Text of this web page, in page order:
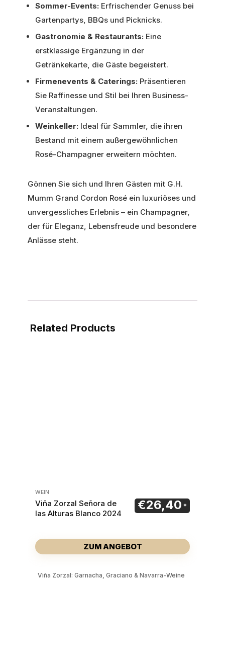
Sommer-Events: Erfrischender Genuss bei
Gartenpartys, BBQs und Picknicks.
Gastronomie & Restaurants: Eine
erstklassige Ergänzung in der
Getränkekarte, die Gäste begeistert.
Firmenevents & Caterings: Präsentieren
Sie Raffinesse und Stil bei Ihren Business-
Veranstaltungen.
Weinkeller: Ideal für Sammler, die ihren
Bestand mit einem außergewöhnlichen
Rosé-Champagner erweitern möchten.
Gönnen Sie sich und Ihren Gästen mit G.H.
Mumm Grand Cordon Rosé ein luxuriöses und
unvergessliches Erlebnis – ein Champagner,
der für Eleganz, Lebensfreude und besondere
Anlässe steht.
Related Products
WEIN
Viña Zorzal Señora de
las Alturas Blanco 2024
€26,40
ZUM ANGEBOT
Viña Zorzal: Garnacha, Graciano & Navarra-Weine